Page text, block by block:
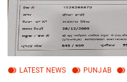
LATEST NEWS PUNJAB